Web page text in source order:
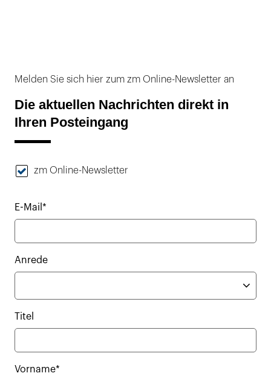
Melden Sie sich hier zum zm Online-Newsletter an
Die aktuellen Nachrichten direkt in
Ihren Posteingang
zm Online-Newsletter
E-Mail*
Anrede
Titel
Vorname*